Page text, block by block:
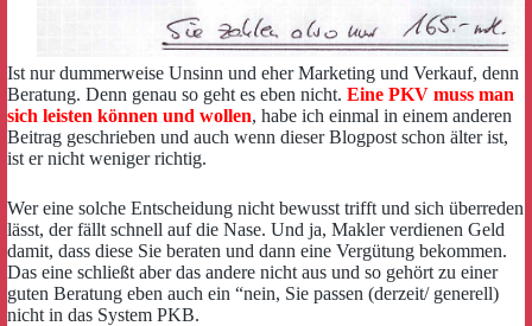
Ist nur dummerweise Unsinn und eher Marketing und Verkauf, denn
Beratung. Denn genau so geht es eben nicht. Eine PKV muss man
sich leisten können und wollen, habe ich einmal in einem anderen
Beitrag geschrieben und auch wenn dieser Blogpost schon älter ist,
ist er nicht weniger richtig.
Wer eine solche Entscheidung nicht bewusst trifft und sich überreden
lässt, der fällt schnell auf die Nase. Und ja, Makler verdienen Geld
damit, dass diese Sie beraten und dann eine Vergütung bekommen.
Das eine schließt aber das andere nicht aus und so gehört zu einer
guten Beratung eben auch ein “nein, Sie passen (derzeit/ generell)
nicht in das System PKB.